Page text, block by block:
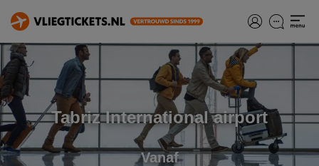
Tabriz International airport
Vanaf